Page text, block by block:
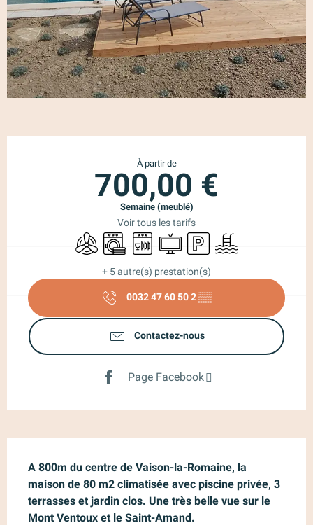
À partir de
700,00 €
Semaine (meublé)
Voir tous les tarifs
Air conditionné
Lave lingeLave vaisselle
Télévision
Parking Piscine
+ 5 autre(s) prestation(s)
0032 47 60 50 2▒▒
Contactez-nous
Page Facebook
A 800m du centre de Vaison-la-Romaine, la
maison de 80 m2 climatisée avec piscine privée, 3
terrasses et jardin clos. Une très belle vue sur le
Mont Ventoux et le Saint-Amand.